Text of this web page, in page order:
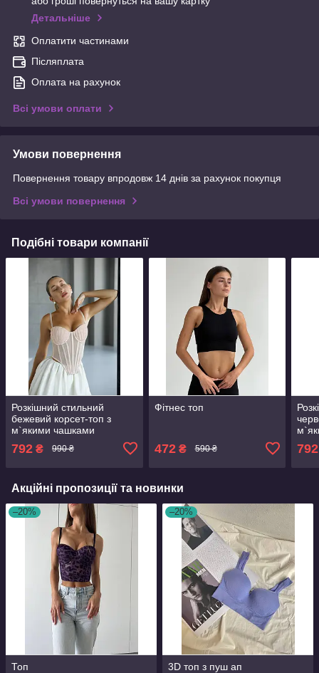
Детальніше
Оплатити частинами
Післяплата
Оплата на рахунок
Всі умови оплати
Умови повернення
Повернення товару впродовж 14 днів за рахунок покупця
Всі умови повернення
Подібні товари компанії
Розкішний стильний
бежевий корсет-топ з
м`якими чашками
792 ₴ 990 ₴
Фітнес топ
472₴ 590 ₴ 792
Акційні пропозиції та новинки
–20%
Топ
–20%
3D топ з пуш ап